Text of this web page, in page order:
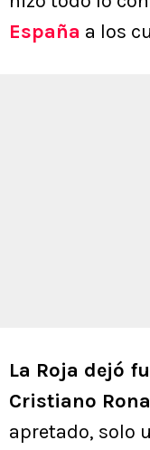
España a los
La Roja dejó
Cristiano
apretado, solo